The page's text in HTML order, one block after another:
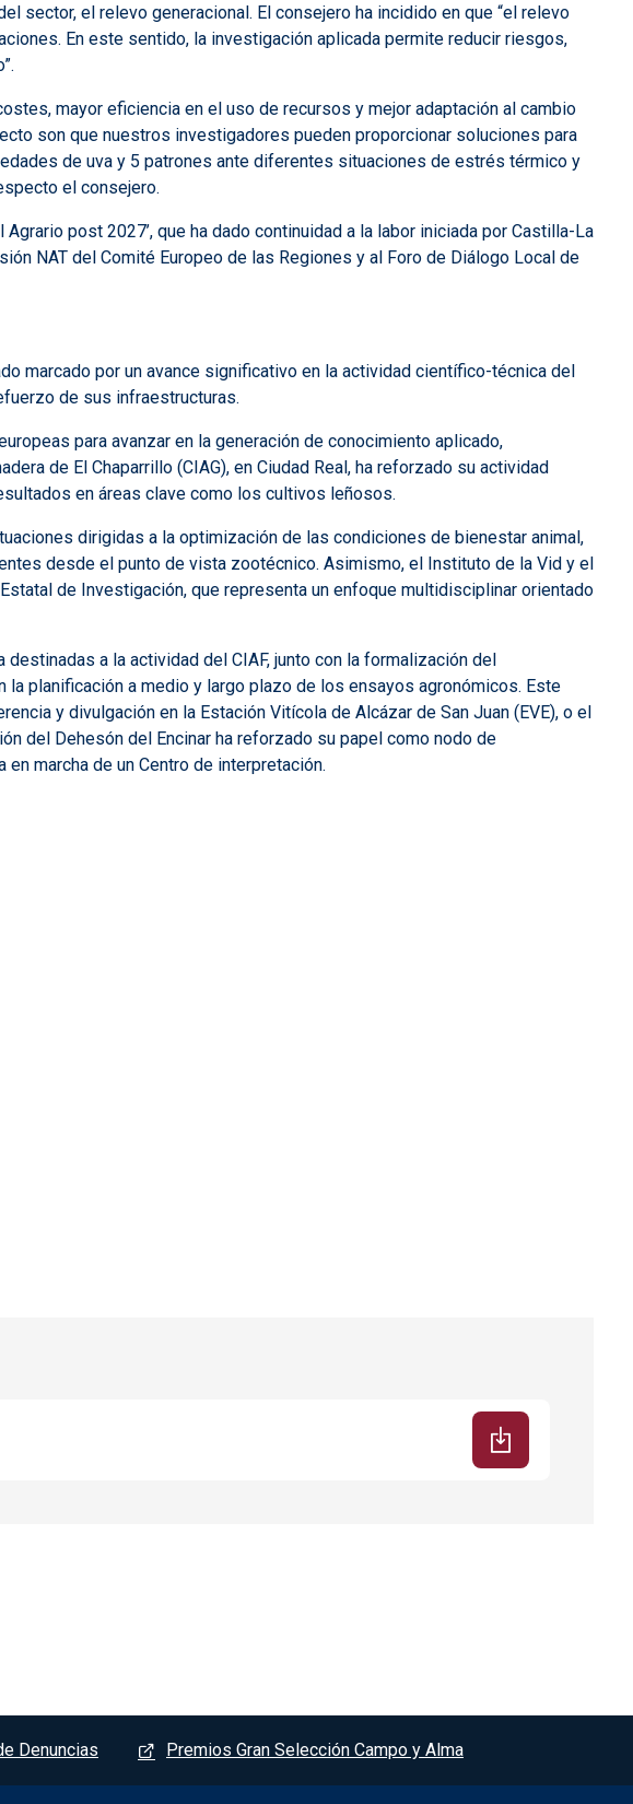
el relevo generacional. El consejero ha incidido en que “el relevo
En este sentido, la investigación aplicada permite reducir riesgos,
mayor eficiencia en el uso de recursos y mejor adaptación al cambio
son que nuestros investigadores pueden proporcionar soluciones para
de uva y 5 patrones ante diferentes situaciones de estrés térmico y
el consejero.
post 2027’, que ha dado continuidad a la labor iniciada por Castilla-La
NAT del Comité Europeo de las Regiones y al Foro de Diálogo Local de
marcado por un avance significativo en la actividad científico-técnica del
de sus infraestructuras.
para avanzar en la generación de conocimiento aplicado,
de El Chaparrillo (CIAG), en Ciudad Real, ha reforzado su actividad
en áreas clave como los cultivos leñosos.
dirigidas a la optimización de las condiciones de bienestar animal,
desde el punto de vista zootécnico. Asimismo, el Instituto de la Vid y el
de Investigación, que representa un enfoque multidisciplinar orientado
a la actividad del CIAF, junto con la formalización del
planificación a medio y largo plazo de los ensayos agronómicos. Este
y divulgación en la Estación Vitícola de Alcázar de San Juan (EVE), o el
del Dehesón del Encinar ha reforzado su papel como nodo de
marcha de un Centro de interpretación.
Denuncias Premios Gran Selección Campo y Alma